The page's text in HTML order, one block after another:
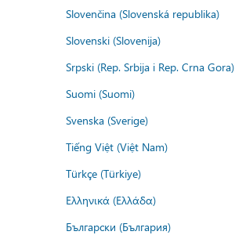
Slovenčina (Slovenská republika)
Slovenski (Slovenija)
Srpski (Rep. Srbija i Rep. Crna Gora)
Suomi (Suomi)
Svenska (Sverige)
Tiếng Việt (Việt Nam)
Türkçe (Türkiye)
Ελληνικά (Ελλάδα)
Български (България)